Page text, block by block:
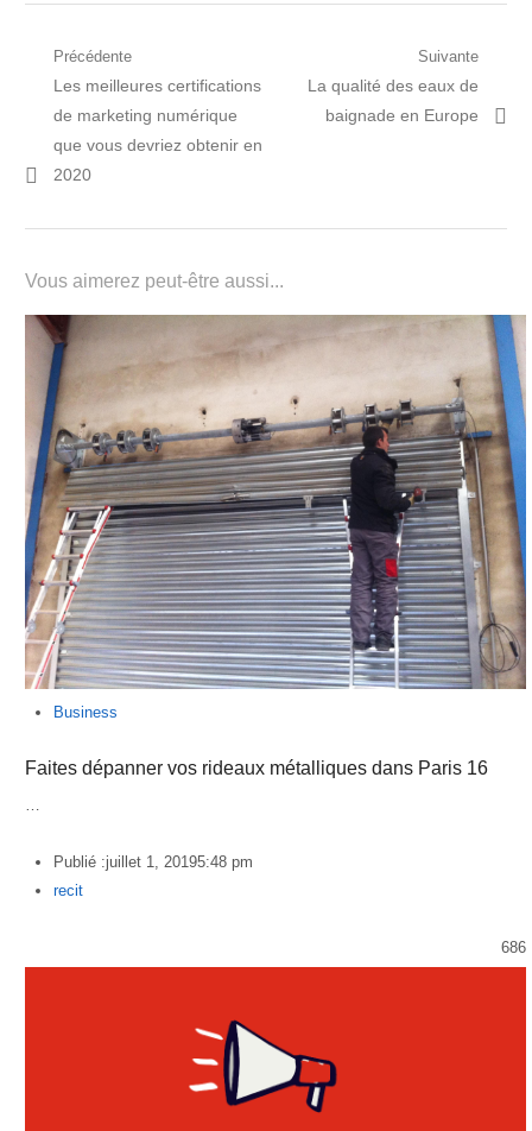
Navigation
l’article
Précédente
Post
précédent:
Les meilleures certifications
de marketing numérique
que vous devriez obtenir en
2020
Suivante
Prochain
article:
La qualité des eaux de
baignade en Europe
Vous aimerez peut-être aussi...
Business
Faites dépanner vos rideaux métalliques dans Paris 16
…
Publié :juillet 1, 20195:48 pm
Author
recit
686